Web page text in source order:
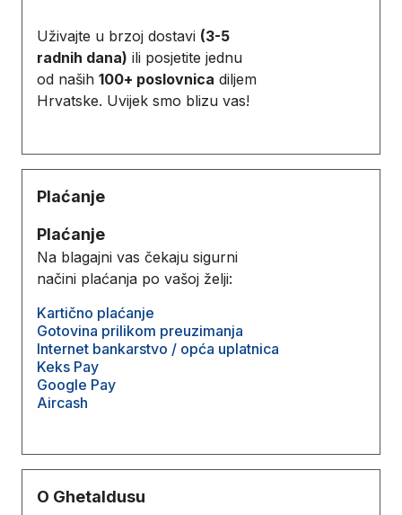
Uživajte u brzoj dostavi (3-5
radnih dana) ili posjetite jednu
od naših 100+ poslovnica diljem
Hrvatske. Uvijek smo blizu vas!
Plaćanje
Plaćanje
Na blagajni vas čekaju sigurni
načini plaćanja po vašoj želji:
Kartično plaćanje
Gotovina prilikom preuzimanja
Internet bankarstvo / opća uplatnica
Keks Pay
Google Pay
Aircash
O Ghetaldusu